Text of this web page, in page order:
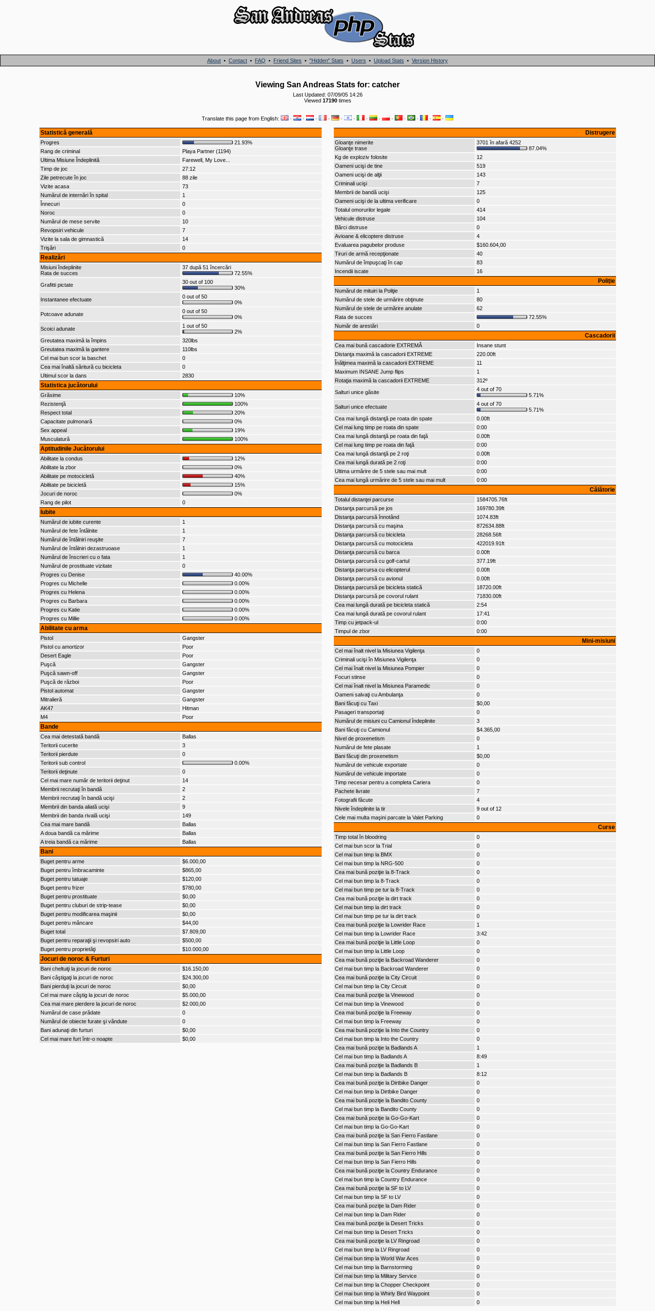
About • Contact • FAQ • Friend Sites • "Hidden" Stats • Users • Upload Stats • Version History
Viewing San Andreas Stats for: catcher
Last Updated: 07/09/05 14:26
Viewed 17190times
Translate this page from English: · · · · · · · · · · · · ·
Statistică generală
Progres
21.93%
Rang de criminal
Playa Partner (1194)
Ultima Misiune Îndeplinită
Farewell, My Love...
Timp de joc
27:12
Zile petrecute în joc
88 zile
Vizite acasa
73
Numărul de internări în spital
1
Înnecuri
0
Noroc
0
Numărul de mese servite
10
Revopsiri vehicule
7
Vizite la sala de gimnastică
14
Trişări
0
Realizări
Misiuni îndeplinite
Rata de succes
37 după 51 încercări
72.55%
Grafitti pictate
30 out of 100
30%
Instantanee efectuate
0 out of 50
0%
Potcoave adunate
0 out of 50
0%
Scoici adunate
1 out of 50
2%
Greutatea maximă la împins
320lbs
Greutatea maximă la gantere
110lbs
Cel mai bun scor la baschet
0
Cea mai înaltă săritură cu bicicleta
0
Ultimul scor la dans
2830
Statistica jucătorului
Grăsime
10%
Rezistenţă
100%
Respect total
20%
Capacitate pulmonară
0%
Sex appeal
19%
Musculatură
100%
Aptitudinile Jucătorului
Abilitate la condus
12%
Abilitate la zbor
0%
Abilitate pe motocicletă
40%
Abilitate pe bicicletă
15%
Jocuri de noroc
0%
Rang de pilot
0
Iubite
Numărul de iubite curente
1
Numărul de fete întâlnite
1
Numărul de întâlniri reuşite
7
Numărul de întâlniri dezastruoase
1
Numărul de înscrieri cu o fata
1
Numărul de prostituate vizitate
0
Progres cu Denise
40.00%
Progres cu Michelle
0.00%
Progres cu Helena
0.00%
Progres cu Barbara
0.00%
Progres cu Katie
0.00%
Progres cu Millie
0.00%
Abilitate cu arma
Pistol
Gangster
Pistol cu amortizor
Poor
Desert Eagle
Poor
Puşcă
Gangster
Puşcă sawn-off
Gangster
Puşcă de război
Poor
Pistol automat
Gangster
Mitralieră
Gangster
AK47
Hitman
M4
Poor
Bande
Cea mai detestată bandă
Ballas
Teritorii cucerite
3
Teritorii pierdute
0
Teritorii sub control
0.00%
Teritorii deţinute
0
Cel mai mare număr de teritorii deţinut
14
Membrii recrutaţi în bandă
2
Membrii recrutaţi în bandă ucişi
2
Membrii din banda aliată ucişi
9
Membrii din banda rivală ucişi
149
Cea mai mare bandă
Ballas
A doua bandă ca mărime
Ballas
A treia bandă ca mărime
Ballas
Bani
Buget pentru arme
$6.000,00
Buget pentru îmbracaminte
$865,00
Buget pentru tatuaje
$120,00
Buget pentru frizer
$780,00
Buget pentru prostituate
$0,00
Buget pentru cluburi de strip-tease
$0,00
Buget pentru modificarea maşinii
$0,00
Buget pentru mâncare
$44,00
Buget total
$7.809,00
Buget pentru reparaţii şi revopsiri auto
$500,00
Buget pentru proprietăţi
$10.000,00
Jocuri de noroc & Furturi
Bani cheltuiţi la jocuri de noroc
$16.150,00
Bani câştigaţi la jocuri de noroc
$24.300,00
Bani pierduţi la jocuri de noroc
$0,00
Cel mai mare câştig la jocuri de noroc
$5.000,00
Cea mai mare pierdere la jocuri de noroc
$2.000,00
Numărul de case prădate
0
Numărul de obiecte furate şi vândute
0
Bani adunaţi din furturi
$0,00
Cel mai mare furt într-o noapte
$0,00
Distrugere
Gloanţe nimerite
Gloanţe trase
3701 în afară 4252
87.04%
Kg de exploziv folosite
12
Oameni ucişi de tine
519
Oameni ucişi de alţii
143
Criminali ucişi
7
Membrii de bandă ucişi
125
Oameni ucişi de la ultima verificare
0
Totalul omorurilor legale
414
Vehicule distruse
104
Bărci distruse
0
Avioane & elicoptere distruse
4
Evaluarea pagubelor produse
$160.604,00
Tiruri de armă recepţionate
40
Numărul de împuşcaţi în cap
83
Incendii iscate
16
Poliţie
Numărul de mituiri la Poliţie
1
Numărul de stele de urmărire obţinute
80
Numărul de stele de urmărire anulate
62
Rata de succes
72.55%
Număr de arestări
0
Cascadorii
Cea mai bună cascadorie EXTREMĂ
Insane stunt
Distanţa maximă la cascadorii EXTREME
220.00ft
Înălţimea maximă la cascadorii EXTREME
11
Maximum INSANE Jump flips
1
Rotaţia maximă la cascadorii EXTREME
312º
Salturi unice găsite
4 out of 70
5.71%
Salturi unice efectuate
4 out of 70
5.71%
Cea mai lungă distanţă pe roata din spate
0.00ft
Cel mai lung timp pe roata din spate
0:00
Cea mai lungă distanţă pe roata din faţă
0.00ft
Cel mai lung timp pe roata din faţă
0:00
Cea mai lungă distanţă pe 2 roţi
0.00ft
Cea mai lungă durată pe 2 roţi
0:00
Ultima urmărire de 5 stele sau mai mult
0:00
Cea mai lungă urmărire de 5 stele sau mai mult
0:00
Călătorie
Totalul distanţei parcurse
1584705.76ft
Distanţa parcursă pe jos
169780.39ft
Distanţa parcursă înnotând
1074.83ft
Distanţa parcursă cu maşina
872634.88ft
Distanţa parcursă cu bicicleta
28268.56ft
Distanţa parcursă cu motocicleta
422019.91ft
Distanţa parcursă cu barca
0.00ft
Distanţa parcursă cu golf-cartul
377.19ft
Distanţa parcursa cu elicopterul
0.00ft
Distanţa parcursă cu avionul
0.00ft
Distanţa parcursă pe bicicleta statică
18720.00ft
Distanţa parcursă pe covorul rulant
71830.00ft
Cea mai lungă durată pe bicicleta statică
2:54
Cea mai lungă durată pe covorul rulant
17:41
Timp cu jetpack-ul
0:00
Timpul de zbor
0:00
Mini-misiuni
Cel mai înalt nivel la Misiunea Vigilenţa
0
Criminali ucişi în Misiunea Vigilenţa
0
Cel mai înalt nivel la Misiunea Pompier
0
Focuri stinse
0
Cel mai înalt nivel la Misiunea Paramedic
0
Oameni salvaţi cu Ambulanţa
0
Bani făcuţi cu Taxi
$0,00
Pasageri transportaţi
0
Numărul de misiuni cu Camionul îndeplinite
3
Bani făcuţi cu Camionul
$4.365,00
Nivel de proxenetism
0
Numărul de fete plasate
1
Bani făcuţi din proxenetism
$0,00
Numărul de vehicule exportate
0
Numărul de vehicule importate
0
Timp necesar pentru a completa Cariera
0
Pachete livrate
7
Fotografii făcute
4
Nivele îndeplinite la tir
9 out of 12
Cele mai multa maşini parcate la Valet Parking
0
Curse
Timp total în bloodring
0
Cel mai bun scor la Trial
0
Cel mai bun timp la BMX
0
Cel mai bun timp la NRG-500
0
Cea mai bună poziţie la 8-Track
0
Cel mai bun timp la 8-Track
0
Cel mai bun timp pe tur la 8-Track
0
Cea mai bună poziţie la dirt track
0
Cel mai bun timp la dirt track
0
Cel mai bun timp pe tur la dirt track
0
Cea mai bună poziţie la Lowrider Race
1
Cel mai bun timp la Lowrider Race
3:42
Cea mai bună poziţie la Little Loop
0
Cel mai bun timp la Little Loop
0
Cea mai bună poziţie la Backroad Wanderer
0
Cel mai bun timp la Backroad Wanderer
0
Cea mai bună poziţie la City Circuit
0
Cel mai bun timp la City Circuit
0
Cea mai bună poziţie la Vinewood
0
Cel mai bun timp la Vinewood
0
Cea mai bună poziţie la Freeway
0
Cel mai bun timp la Freeway
0
Cea mai bună poziţie la Into the Country
0
Cel mai bun timp la Into the Country
0
Cea mai bună poziţie la Badlands A
1
Cel mai bun timp la Badlands A
8:49
Cea mai bună poziţie la Badlands B
1
Cel mai bun timp la Badlands B
8:12
Cea mai bună poziţie la Dirtbike Danger
0
Cel mai bun timp la Dirtbike Danger
0
Cea mai bună poziţie la Bandito County
0
Cel mai bun timp la Bandito County
0
Cea mai bună poziţie la Go-Go-Kart
0
Cel mai bun timp la Go-Go-Kart
0
Cea mai bună poziţie la San Fierro Fastlane
0
Cel mai bun timp la San Fierro Fastlane
0
Cea mai bună poziţie la San Fierro Hills
0
Cel mai bun timp la San Fierro Hills
0
Cea mai bună poziţie la Country Endurance
0
Cel mai bun timp la Country Endurance
0
Cea mai bună poziţie la SF to LV
0
Cel mai bun timp la SF to LV
0
Cea mai bună poziţie la Dam Rider
0
Cel mai bun timp la Dam Rider
0
Cea mai bună poziţie la Desert Tricks
0
Cel mai bun timp la Desert Tricks
0
Cea mai bună poziţie la LV Ringroad
0
Cel mai bun timp la LV Ringroad
0
Cel mai bun timp la World War Aces
0
Cel mai bun timp la Barnstorming
0
Cel mai bun timp la Military Service
0
Cel mai bun timp la Chopper Checkpoint
0
Cel mai bun timp la Whirly Bird Waypoint
0
Cel mai bun timp la Heli Hell
0